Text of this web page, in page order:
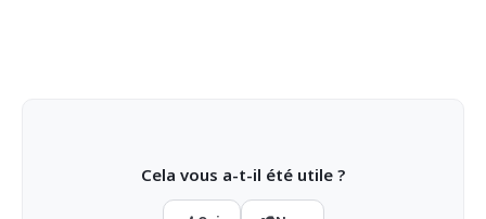
Cela vous a-t-il été utile ?